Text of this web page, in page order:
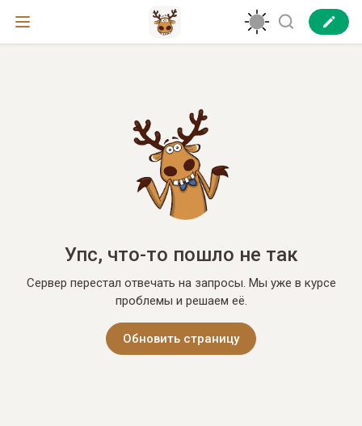
Упс, что-то пошло не так
Сервер перестал отвечать на запросы. Мы уже в курсе
проблемы и решаем её.
Обновить страницу